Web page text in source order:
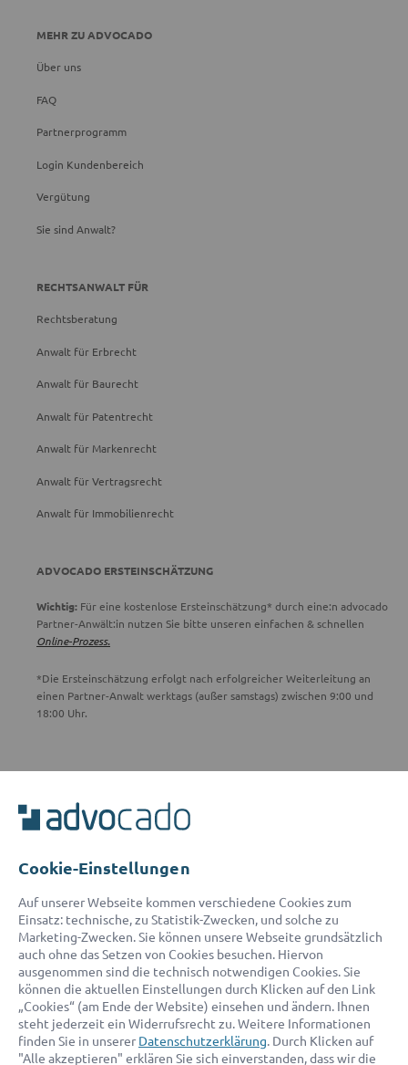
MEHR ZU ADVOCADO
Über uns
FAQ
Partnerprogramm
Login Kundenbereich
Vergütung
Sie sind Anwalt?
RECHTSANWALT FÜR
Rechtsberatung
Anwalt für Erbrecht
Anwalt für Baurecht
Anwalt für Patentrecht
Anwalt für Markenrecht
Anwalt für Vertragsrecht
Anwalt für Immobilienrecht
ADVOCADO ERSTEINSCHÄTZUNG
Wichtig: Für eine kostenlose Ersteinschätzung* durch eine:n advocado
Partner-Anwält:in nutzen Sie bitte unseren einfachen & schnellen
Online-Prozess.
*Die Ersteinschätzung erfolgt nach erfolgreicher Weiterleitung an
einen Partner-Anwalt werktags (außer samstags) zwischen 9:00 und
18:00 Uhr.
Unser Serviceteam ist von 8:00 bis 17:00 Uhr für Sie erreichbar.
E-Mail:
service@advocado.com
© 2026 advocado - einfach online den passenden Rechtsanwalt finden
Auszeichnungen:
Cookie-Einstellungen
Auf unserer Webseite kommen verschiedene Cookies zum
Einsatz: technische, zu Statistik-Zwecken, und solche zu
Marketing-Zwecken. Sie können unsere Webseite grundsätzlich
auch ohne das Setzen von Cookies besuchen. Hiervon
ausgenommen sind die technisch notwendigen Cookies. Sie
können die aktuellen Einstellungen durch Klicken auf den Link
„Cookies“ (am Ende der Website) einsehen und ändern. Ihnen
steht jederzeit ein Widerrufsrecht zu. Weitere Informationen
finden Sie in unserer Datenschutzerklärung. Durch Klicken auf
"Alle akzeptieren" erklären Sie sich einverstanden, dass wir die